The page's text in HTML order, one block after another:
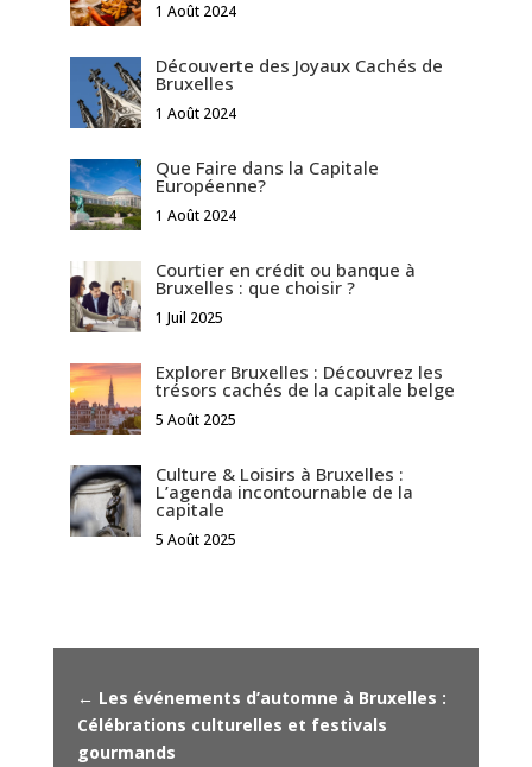
1 Août 2024
Découverte des Joyaux Cachés de
Bruxelles
1 Août 2024
Que Faire dans la Capitale
Européenne?
1 Août 2024
Courtier en crédit ou banque à
Bruxelles : que choisir ?
1 Juil 2025
Explorer Bruxelles : Découvrez les
trésors cachés de la capitale belge
5 Août 2025
Culture & Loisirs à Bruxelles :
L’agenda incontournable de la
capitale
5 Août 2025
← Les événements d’automne à Bruxelles :
Célébrations culturelles et festivals
gourmands